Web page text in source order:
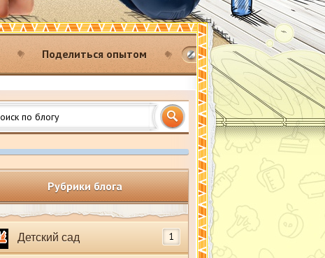
Поделиться опытом
Рубрики блога
Детский сад 1